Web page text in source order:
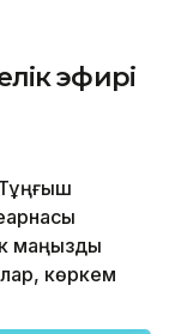
эфирі
маңызды
көркем